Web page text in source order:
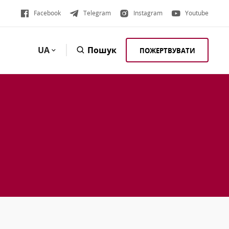
Facebook Telegram Instagram Youtube
UA Пошук ПОЖЕРТВУВАТИ